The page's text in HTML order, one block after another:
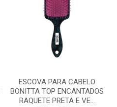
ESCOVA PARA CABELO
BONITTA TOP ENCANTADOS
RAQUETE PRETA E VE...